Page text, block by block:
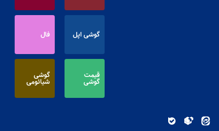
گوشی اپل فال
قیمت
گوشی
گوشی
شیائومی